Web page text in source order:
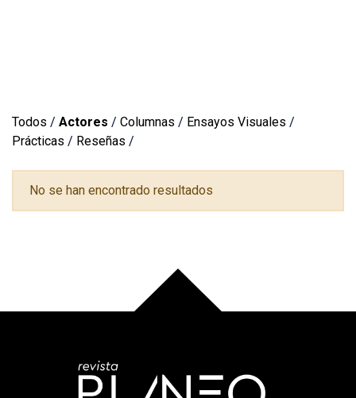
Todos / Actores / Columnas / Ensayos Visuales /
Prácticas / Reseñas /
No se han encontrado resultados